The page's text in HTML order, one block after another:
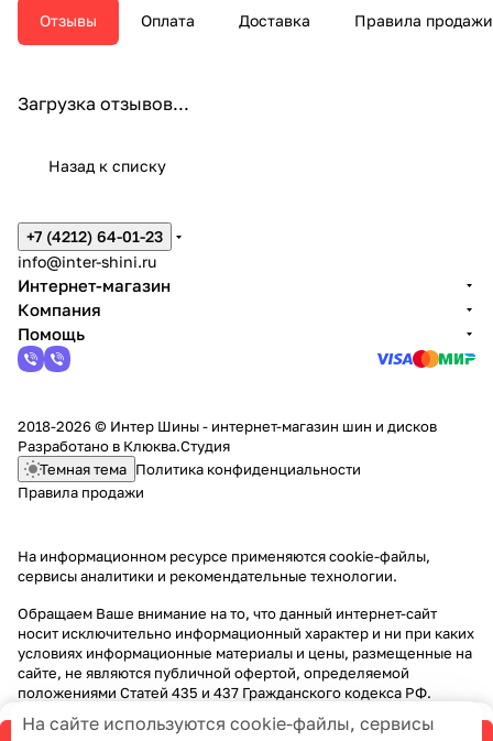
Отзывы Оплата Доставка Правила продажи
Загрузка отзывов...
Назад к списку
+7 (4212) 64-01-23
info@inter-shini.ru
Интернет-магазин
Компания
Помощь
2018-2026 © Интер Шины - интернет-магазин шин и дисков
Разработано в Клюква.Студия
Темная тема Политика конфиденциальности
Правила продажи
На информационном ресурсе применяютсяcookie-файлы,
сервисы аналитики и рекомендательные технологии.
Обращаем Ваше внимание на то, что данный интернет-сайт
носит исключительно информационный характер и ни при каких
условиях информационные материалы и цены, размещенные на
сайте, не являются публичной офертой, определяемой
положениями Статей 435 и 437 Гражданского кодекса РФ.
На сайте используются cookie-файлы, сервисы